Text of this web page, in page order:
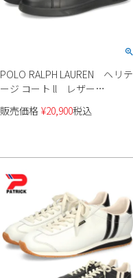
POLO RALPH LAUREN ヘリテ
ージ コート ll レザー
809965072002 メンズ
販売価格 ¥20,900税込